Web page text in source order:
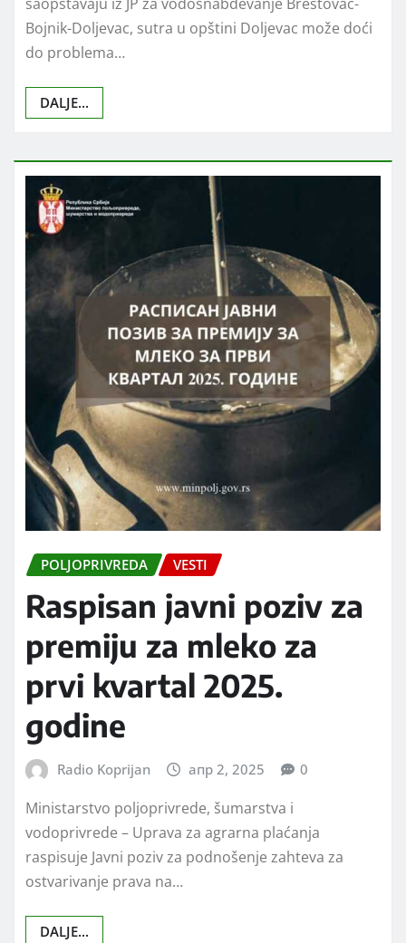
Bojnik-Doljevac, sutra u opštini Doljevac može doći
do problema…
DALJE...
POLJOPRIVREDA VESTI
Raspisan javni poziv za
premiju za mleko za
prvi kvartal 2025.
godine
Radio Koprijan апр 2, 2025 0
Ministarstvo polјoprivrede, šumarstva i
vodoprivrede – Uprava za agrarna plaćanja
raspisuje Javni poziv za podnošenje zahteva za
ostvarivanje prava na…
DALJE...